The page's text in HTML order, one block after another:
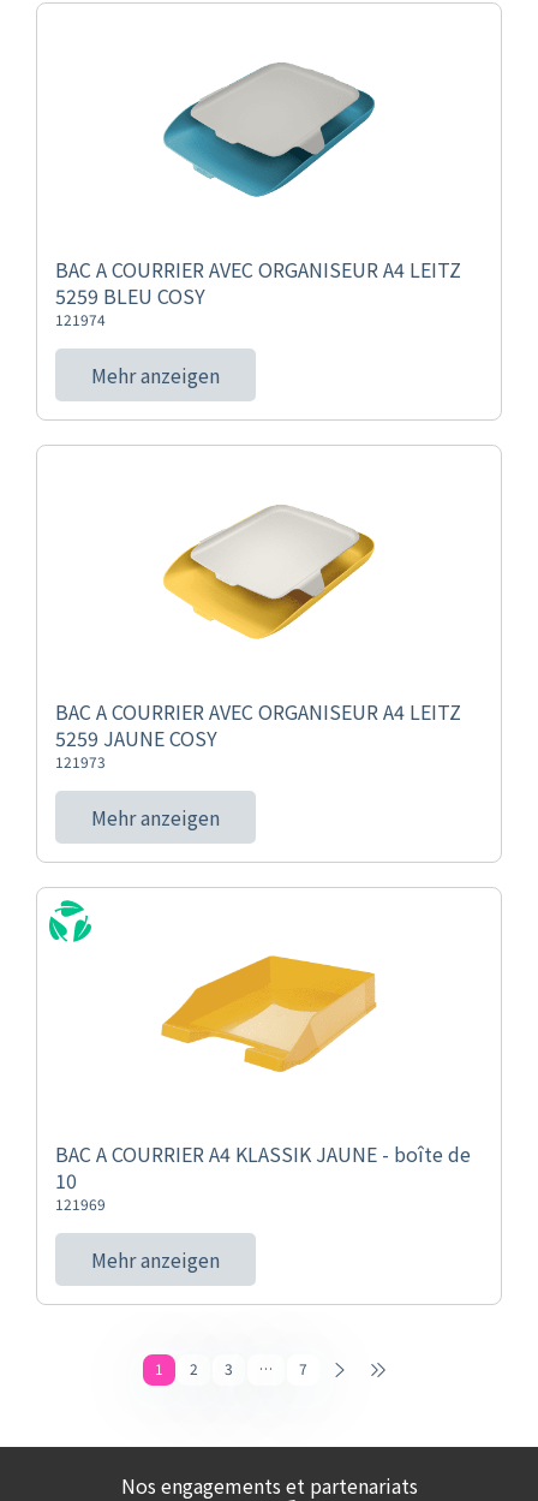
BAC A COURRIER AVEC ORGANISEUR A4 LEITZ
5259 BLEU COSY
121974
Mehr anzeigen
BAC A COURRIER AVEC ORGANISEUR A4 LEITZ
5259 JAUNE COSY
121973
Mehr anzeigen
BAC A COURRIER A4 KLASSIK JAUNE - boîte de
10
121969
Mehr anzeigen
1 2 3 … 7
Nos engagements et partenariats